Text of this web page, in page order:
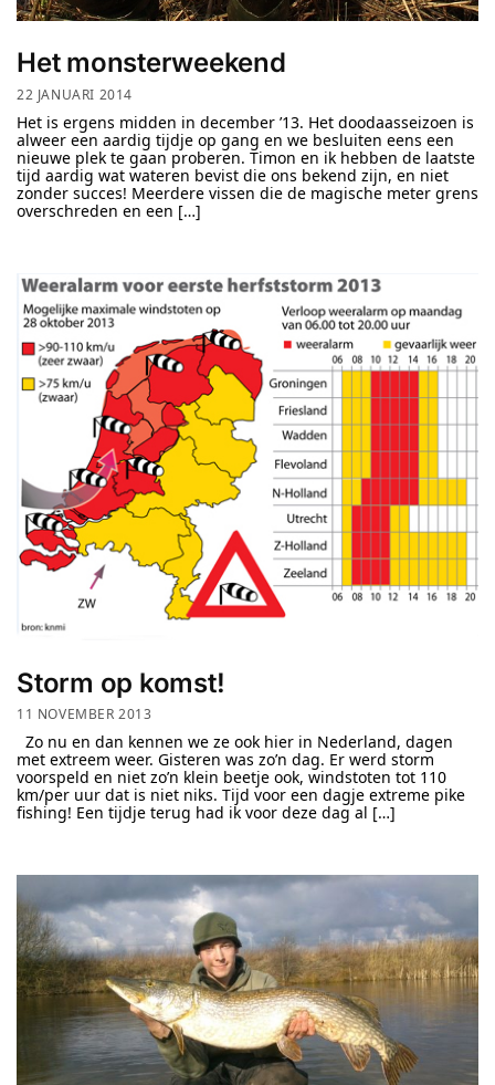
Het monsterweekend
22 JANUARI 2014
Het is ergens midden in december ’13. Het doodaasseizoen is
alweer een aardig tijdje op gang en we besluiten eens een
nieuwe plek te gaan proberen. Timon en ik hebben de laatste
tijd aardig wat wateren bevist die ons bekend zijn, en niet
zonder succes! Meerdere vissen die de magische meter grens
overschreden en een […]
Storm op komst!
11 NOVEMBER 2013
Zo nu en dan kennen we ze ook hier in Nederland, dagen
met extreem weer. Gisteren was zo’n dag. Er werd storm
voorspeld en niet zo’n klein beetje ook, windstoten tot 110
km/per uur dat is niet niks. Tijd voor een dagje extreme pike
fishing! Een tijdje terug had ik voor deze dag al […]